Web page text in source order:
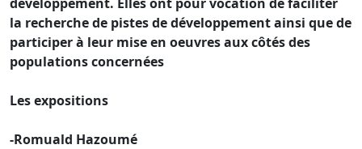
la recherche de pistes de développement ainsi que de
participer à leur mise en oeuvres aux côtés des
populations concernées
Les expositions
-Romuald Hazoumé